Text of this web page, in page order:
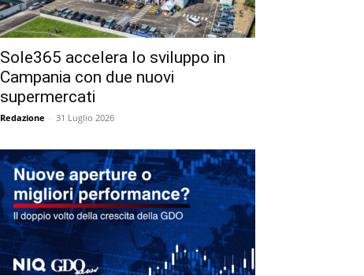
Sole365 accelera lo sviluppo in
Campania con due nuovi
supermercati
Redazione - 31 Luglio 2026